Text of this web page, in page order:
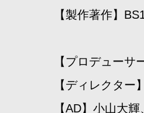
【製作著作】
【プロデューサ
【ディレクター
【AD】小山大